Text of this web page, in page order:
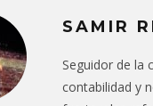
SAMIR
Seguidor de la
contabilidad y